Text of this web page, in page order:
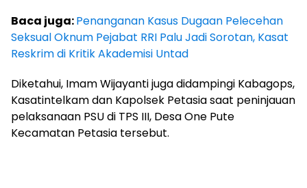
Baca juga:Penanganan Kasus Dugaan Pelecehan
Seksual Oknum Pejabat RRI Palu Jadi Sorotan, Kasat
Reskrim di Kritik Akademisi Untad
Diketahui, Imam Wijayanti juga didampingi Kabagops,
Kasatintelkam dan Kapolsek Petasia saat peninjauan
pelaksanaan PSU di TPS III, Desa One Pute
Kecamatan Petasia tersebut.